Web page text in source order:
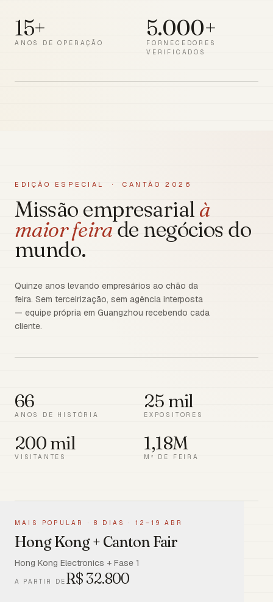
15+
ANOS DE OPERAÇÃO
5.000+
FORNECEDORES
VERIFICADOS
EDIÇÃO ESPECIAL · CANTÃO 2026
Missão empresarial à
maior feirade negócios do
mundo.
Quinze anos levando empresários ao chão da
feira. Sem terceirização, sem agência interposta
— equipe própria em Guangzhou recebendo cada
cliente.
66
ANOS DE HISTÓRIA
25 mil
EXPOSITORES
200 mil
VISITANTES
1,18M
M² DE FEIRA
MAIS POPULAR · 8 DIAS · 12–19 ABR
Hong Kong + Canton Fair
Hong Kong Electronics + Fase 1
A PARTIR DE R$ 32.800